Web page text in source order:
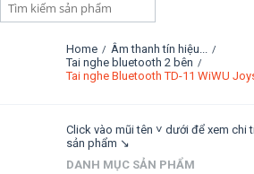
Home / Âm thanh tín hiệu... /
Tai nghe bluetooth 2 bên /
Tai nghe Bluetooth TD-11 WiWU
Click vào mũi tên ˅ dưới để xem chi
sản phẩm ↘
DANH MỤC SẢN PHẨM